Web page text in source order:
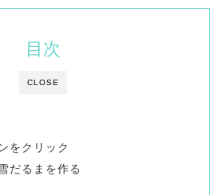
CLOSE
目次
をクリック
だるまを作る